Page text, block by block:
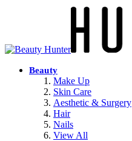
Beauty
Make Up
Skin Care
Aesthetic & Surgery
Hair
Nails
View All